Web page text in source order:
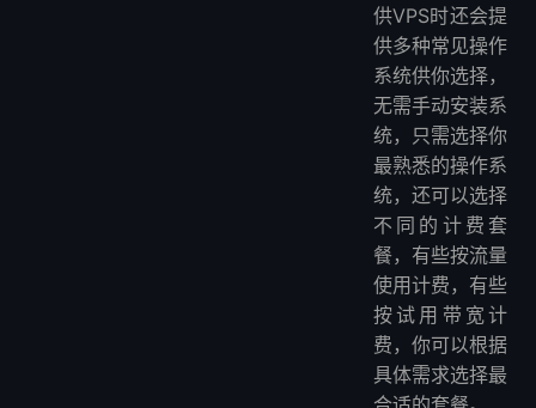
供VPS时还会提
供多种常见操作
系统供你选择，
无需手动安装系
统，只需选择你
最熟悉的操作系
统，还可以选择
不同的计费套
餐，有些按流量
使用计费，有些
按试用带宽计
费，你可以根据
具体需求选择最